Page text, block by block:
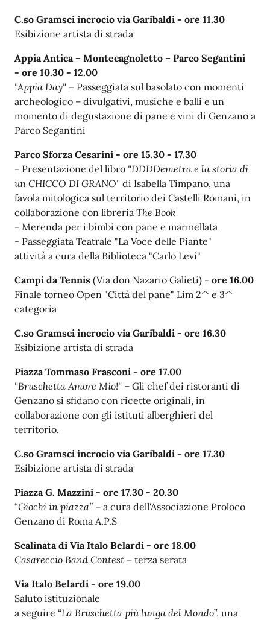
C.so Gramsci incrocio via Garibaldi - ore 11.30
Esibizione artista di strada
Appia Antica – Montecagnoletto – Parco Segantini
- ore 10.30 - 12.00
"Appia Day" – Passeggiata sul basolato con momenti
archeologico – divulgativi, musiche e balli e un
momento di degustazione di pane e vini di Genzano a
Parco Segantini
Parco Sforza Cesarini - ore 15.30 - 17.30
- Presentazione del libro "DDDDemetra e la storia di
un CHICCO DI GRANO" di Isabella Timpano, una
favola mitologica sul territorio dei Castelli Romani, in
collaborazione con libreria The Book
- Merenda per i bimbi con pane e marmellata
- Passeggiata Teatrale "La Voce delle Piante"
attività a cura della Biblioteca "Carlo Levi"
Campi da Tennis (Via don Nazario Galieti) - ore 16.00
Finale torneo Open "Città del pane" Lim 2^ e 3^
categoria
C.so Gramsci incrocio via Garibaldi - ore 16.30
Esibizione artista di strada
Piazza Tommaso Frasconi - ore 17.00
"Bruschetta Amore Mio!" – Gli chef dei ristoranti di
Genzano si sfidano con ricette originali, in
collaborazione con gli istituti alberghieri del
territorio.
C.so Gramsci incrocio via Garibaldi - ore 17.30
Esibizione artista di strada
Piazza G. Mazzini - ore 17.30 - 20.30
“Giochi in piazza” – a cura dell'Associazione Proloco
Genzano di Roma A.P.S
Scalinata di Via Italo Belardi - ore 18.00
Casareccio Band Contest – terza serata
Via Italo Belardi - ore 19.00
Saluto istituzionale
a seguire “La Bruschetta più lunga del Mondo”, una